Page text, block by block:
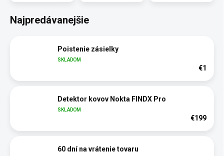
Najpredávanejšie
Poistenie zásielky
SKLADOM
€1
Detektor kovov Nokta FINDX Pro
SKLADOM
€199
60 dní na vrátenie tovaru